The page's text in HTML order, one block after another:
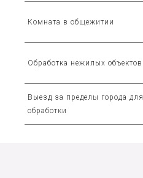
Комната в общежитии
Обработка нежилых объектов
Выезд за пределы города для
обработки